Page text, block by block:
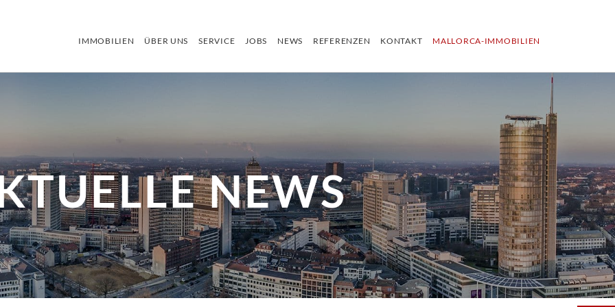
IMMOBILIEN ÜBER UNS SERVICE JOBS NEWS REFERENZEN KONTAKT MALLORCA-IMMOBILIEN
NEWS